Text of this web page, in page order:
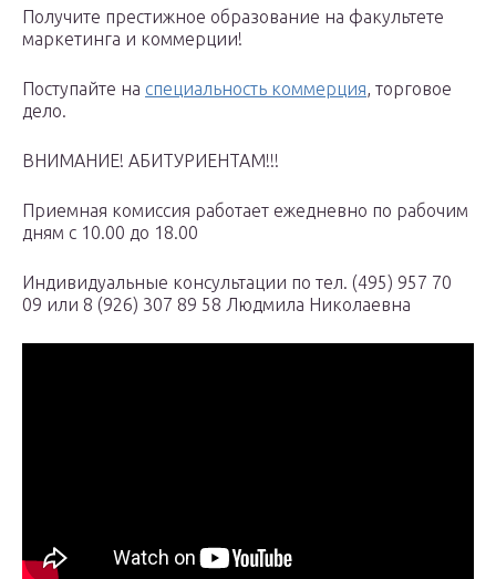
Получите престижное образование на факультете
маркетинга и коммерции!
Поступайте на специальность коммерция, торговое
дело.
ВНИМАНИЕ! АБИТУРИЕНТАМ!!!
Приемная комиссия работает ежедневно по рабочим
дням с 10.00 до 18.00
Индивидуальные консультации по тел. (495) 957 70
09 или 8 (926) 307 89 58 Людмила Николаевна